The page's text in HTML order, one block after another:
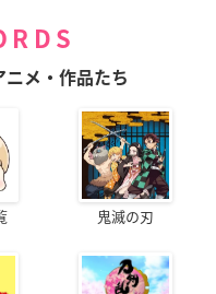
ニメ・作品たち
鬼滅の刃